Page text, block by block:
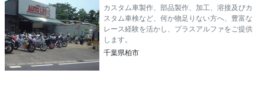
カスタム車製作、部品製作、加工、溶接及びカ
スタム車検など、何か物足りない方へ、豊富な
レース経験を活かし、プラスアルファをご提供
します。
千葉県柏市